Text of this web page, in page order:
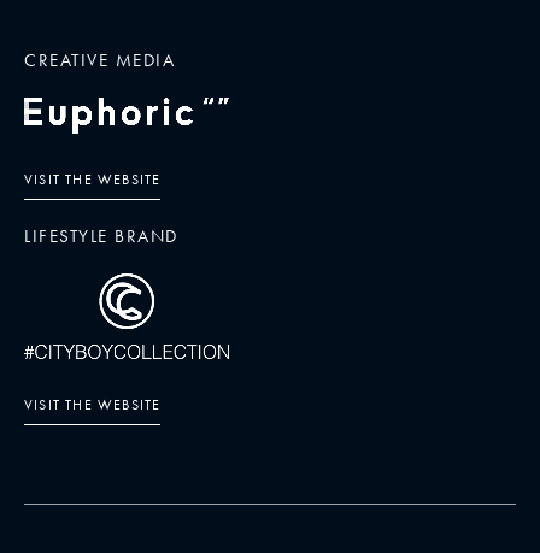
CREATIVE MEDIA
VISIT THE WEBSITE
LIFESTYLE BRAND
VISIT THE WEBSITE